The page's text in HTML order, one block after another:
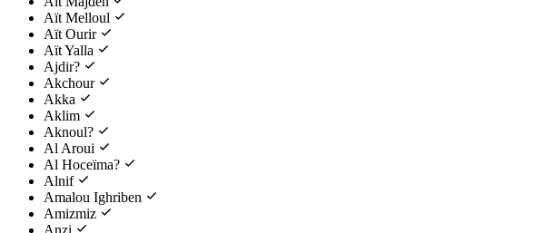
Aït Melloul
Aït Ourir
Aït Yalla
Ajdir?
Akchour
Akka
Aklim
Aknoul?
Al Aroui
Al Hoceïma?
Alnif
Amalou Ighriben
Amizmiz
Anzi